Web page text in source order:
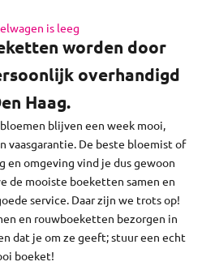
is leeg
en feestdagen bezorgen we
niet.
worden door
overhandigd
Haag.
blijven een week mooi,
vaasgarantie. De beste bloemist of
en omgeving vind je dus gewoon
de mooiste boeketten samen en
service. Daar zijn we trots op!
en rouwboeketten bezorgen in
dat je om ze geeft; stuur een echt
boeket!